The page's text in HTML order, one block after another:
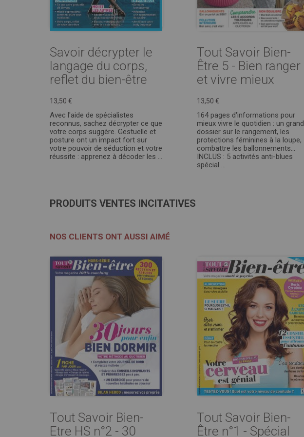
Savoir décrypter le
langage du corps,
reflet du bien-être
13,50 €
Avec l'aide de spécialistes
reconnus, sachez décrypter ce que
votre corps suggère. Gestuelle et
posture ont un impact fort sur
votre pouvoir de séduction et votre
réussite : apprenez à décoder les ...
Tout Savoir Bien-
Être 5 - Bien ranger
et vivre mieux
13,50 €
164 pages d'informations pour
mieux vivre le quotidien : un grand
dossier sur le rangement, les
protections féminines à la loupe,
combattre les ballonnements…
INCLUS : 5 activités anti-blues
spécial ...
PRODUITS VENTES INCITATIVES
NOS CLIENTS ONT AUSSI AIMÉ
Tout Savoir Bien-
Etre HS n°2 - 30
Tout Savoir Bien-
Être n°1 - Spécial